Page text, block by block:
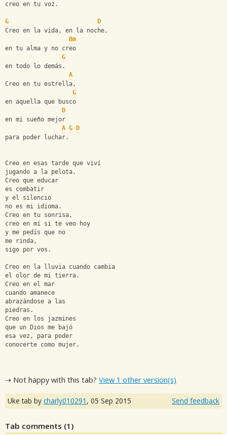
creo en tu voz.
G
D
Creo en la vida, en la noche,
Bm
en tu alma y no creo
G
en todo lo demás.
A
Creo en tu estrella,
G
en aquella que busco
D
en mi sueño mejor
A G
D
para poder luchar.
Creo en esas tarde que viví
jugando a la pelota.
Creo que educar
es combatir
y el silencio
no es mi idioma.
Creo en tu sonrisa,
creo en mí si te veo hoy
y me pedís que no
me rinda,
sigo por vos.
Creo en la lluvia cuando cambia
el olor de mi tierra.
Creo en el mar
cuando amanece
abrazándose a las
piedras.
Creo en los jazmines
que un Dios me bajó
esa vez, para poder
conocerte como mujer.
⇢ Not happy with this tab? View 1 other version(s)
Uke tab by charly010291 , 05 Sep 2015 Send feedback
Tab comments (1 )